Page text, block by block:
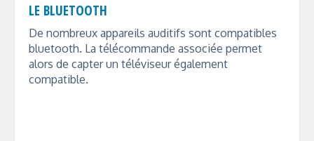
LE BLUETOOTH
De nombreux appareils auditifs sont compatibles
bluetooth. La télécommande associée permet
alors de capter un téléviseur également
compatible.